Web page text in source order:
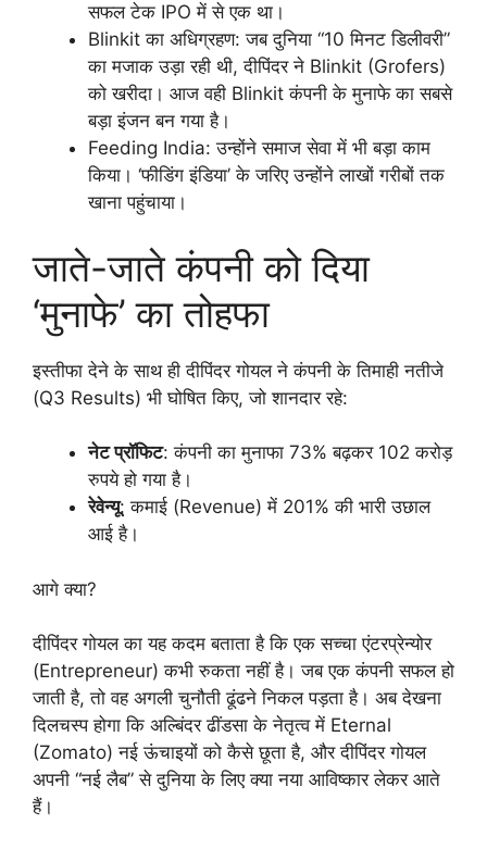
सफल टेक IPO में से एक था।
Blinkit का अधिग्रहण: जब दुनिया “10 मिनट डिलीवरी”
का मजाक उड़ा रही थी, दीपिंदर ने Blinkit (Grofers)
को खरीदा। आज वही Blinkit कंपनी के मुनाफे का सबसे
बड़ा इंजन बन गया है।
Feeding India: उन्होंने समाज सेवा में भी बड़ा काम
किया। ‘फीडिंग इंडिया’ के जरिए उन्होंने लाखों गरीबों तक
खाना पहुंचाया।
जाते-जाते कंपनी को दिया
‘मुनाफे’ का तोहफा
इस्तीफा देने के साथ ही दीपिंदर गोयल ने कंपनी के तिमाही नतीजे
(Q3 Results) भी घोषित किए, जो शानदार रहे:
नेट प्रॉफिट: कंपनी का मुनाफा 73% बढ़कर 102 करोड़
रुपये हो गया है।
रेवेन्यू: कमाई (Revenue) में 201% की भारी उछाल
आई है।
आगे क्या?
दीपिंदर गोयल का यह कदम बताता है कि एक सच्चा एंटरप्रेन्योर
(Entrepreneur) कभी रुकता नहीं है। जब एक कंपनी सफल हो
जाती है, तो वह अगली चुनौती ढूंढने निकल पड़ता है। अब देखना
दिलचस्प होगा कि अल्बिंदर ढींडसा के नेतृत्व में Eternal
(Zomato) नई ऊंचाइयों को कैसे छूता है, और दीपिंदर गोयल
अपनी “नई लैब” से दुनिया के लिए क्या नया आविष्कार लेकर आते
हैं।